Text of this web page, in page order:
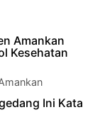
Amankan
Kesehatan
Warga
Winarno
Ini Kata